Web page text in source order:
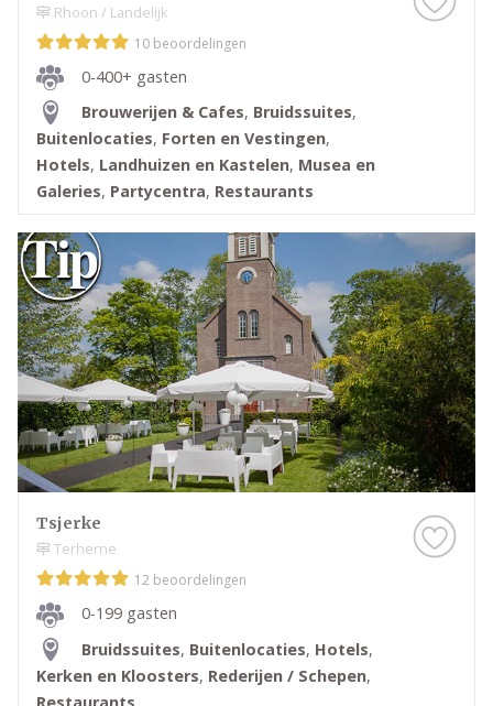
Rhoon / Landelijk
10 beoordelingen
0-400+ gasten
Brouwerijen & Cafes, Bruidssuites,
Buitenlocaties, Forten en Vestingen,
Hotels, Landhuizen en Kastelen, Musea en
Galeries, Partycentra, Restaurants
Tsjerke
Terherne
12 beoordelingen
0-199 gasten
Bruidssuites, Buitenlocaties, Hotels,
Kerken en Kloosters, Rederijen / Schepen,
Restaurants